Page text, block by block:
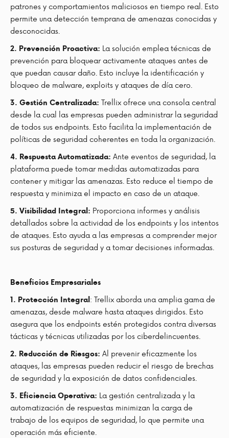
patrones y comportamientos maliciosos en tiempo real. Esto
permite una detección temprana de amenazas conocidas y
desconocidas.
2. Prevención Proactiva: La solución emplea técnicas de
prevención para bloquear activamente ataques antes de
que puedan causar daño. Esto incluye la identificación y
bloqueo de malware, exploits y ataques de día cero.
3. Gestión Centralizada: Trellix ofrece una consola central
desde la cual las empresas pueden administrar la seguridad
de todos sus endpoints. Esto facilita la implementación de
políticas de seguridad coherentes en toda la organización.
4. Respuesta Automatizada: Ante eventos de seguridad, la
plataforma puede tomar medidas automatizadas para
contener y mitigar las amenazas. Esto reduce el tiempo de
respuesta y minimiza el impacto en caso de un ataque.
5. Visibilidad Integral: Proporciona informes y análisis
detallados sobre la actividad de los endpoints y los intentos
de ataques. Esto ayuda a las empresas a comprender mejor
sus posturas de seguridad y a tomar decisiones informadas.
Beneficios Empresariales
1. Protección Integral: Trellix aborda una amplia gama de
amenazas, desde malware hasta ataques dirigidos. Esto
asegura que los endpoints estén protegidos contra diversas
tácticas y técnicas utilizadas por los ciberdelincuentes.
2. Reducción de Riesgos: Al prevenir eficazmente los
ataques, las empresas pueden reducir el riesgo de brechas
de seguridad y la exposición de datos confidenciales.
3. Eficiencia Operativa: La gestión centralizada y la
automatización de respuestas minimizan la carga de
trabajo de los equipos de seguridad, lo que permite una
operación más eficiente.